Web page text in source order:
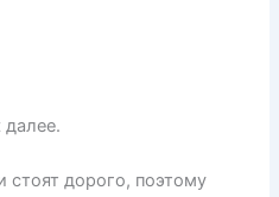
далее.
дорого, поэтому